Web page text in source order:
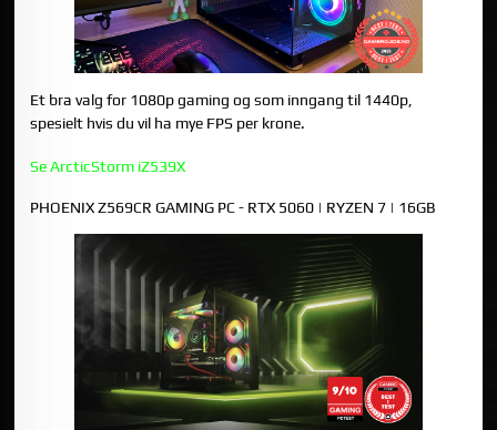
Et bra valg for 1080p gaming og som inngang til 1440p,
spesielt hvis du vil ha mye FPS per krone.
Se ArcticStorm iZ539X
PHOENIX Z569CR GAMING PC - RTX 5060 | RYZEN 7 | 16GB